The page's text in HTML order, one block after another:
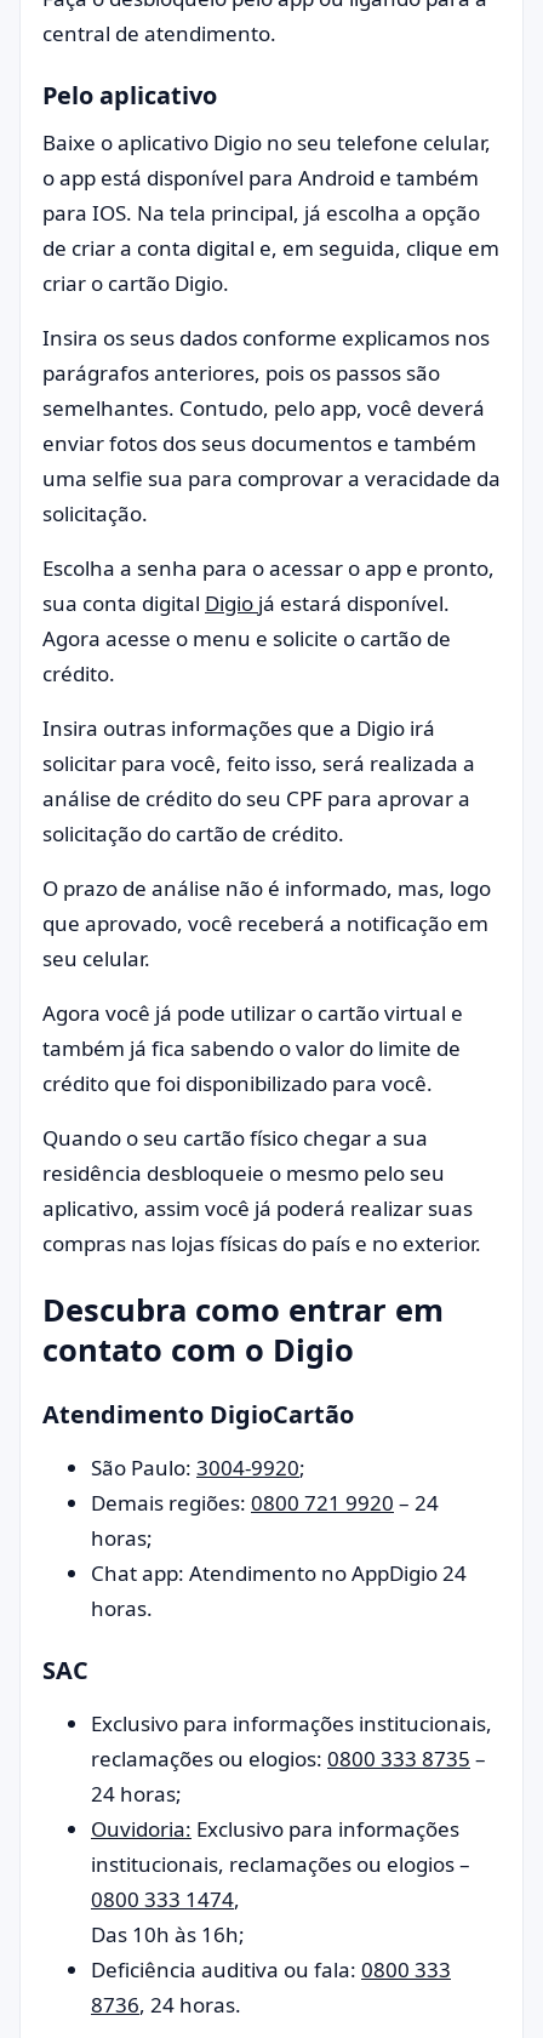
central de atendimento.
Pelo aplicativo
Baixe o aplicativo Digio no seu telefone celular,
o app está disponível para Android e também
para IOS. Na tela principal, já escolha a opção
de criar a conta digital e, em seguida, clique em
criar o cartão Digio.
Insira os seus dados conforme explicamos nos
parágrafos anteriores, pois os passos são
semelhantes. Contudo, pelo app, você deverá
enviar fotos dos seus documentos e também
uma selfie sua para comprovar a veracidade da
solicitação.
Escolha a senha para o acessar o app e pronto,
sua conta digital Digio já estará disponível.
Agora acesse o menu e solicite o cartão de
crédito.
Insira outras informações que a Digio irá
solicitar para você, feito isso, será realizada a
análise de crédito do seu CPF para aprovar a
solicitação do cartão de crédito.
O prazo de análise não é informado, mas, logo
que aprovado, você receberá a notificação em
seu celular.
Agora você já pode utilizar o cartão virtual e
também já fica sabendo o valor do limite de
crédito que foi disponibilizado para você.
Quando o seu cartão físico chegar a sua
residência desbloqueie o mesmo pelo seu
aplicativo, assim você já poderá realizar suas
compras nas lojas físicas do país e no exterior.
Descubra como entrar em
contato com o Digio
Atendimento DigioCartão
São Paulo: 3004-9920;
Demais regiões: 0800 721 9920 – 24
horas;
Chat app: Atendimento no AppDigio 24
horas.
SAC
Exclusivo para informações institucionais,
reclamações ou elogios: 0800 333 8735 –
24 horas;
Ouvidoria: Exclusivo para informações
institucionais, reclamações ou elogios –
0800 333 1474,
Das 10h às 16h;
Deficiência auditiva ou fala: 0800 333
8736, 24 horas.